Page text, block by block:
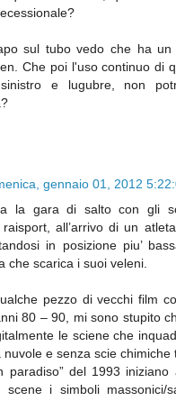
sul tubo vedo che ha
Che poi l'uso continuo di
e lugubre, non
gennaio 01, 2012
la gara di salto con gli
all’arrivo di un
in posizione piu’
che scarica i suoi veleni.
pezzo di vecchi film
80 – 90, mi sono stupito
le sciene che
e senza scie chimiche
paradiso” del 1993 iniziano
i simboli massonici/